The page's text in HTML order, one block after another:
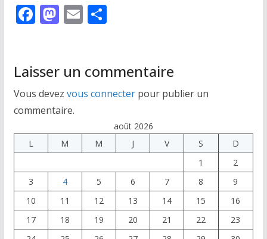
F
b
o
o
k
M
d
o
n
E
l
P
g
er
Laisser un commentaire
Vous devez vous connecterpour publier un
commentaire.
août 2026
L
M M J V S
D
1
2
3
4 5 6 7 8
9
10
11 12 13 14 15
16
17
18 19 20 21 22
23